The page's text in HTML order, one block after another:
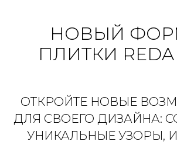
НОВЫЙ
ПЛИТКИ REDA
ОТКРОЙТЕ НОВЫЕ
ДЛЯ СВОЕГО ДИЗАЙНА:
УНИКАЛЬНЫЕ УЗОРЫ,